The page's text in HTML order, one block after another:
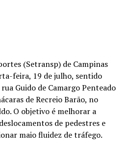
(Setransp) de Campinas
feira, 19 de julho, sentido
Guido de Camargo Penteado
de Recreio Barão, no
O objetivo é melhorar a
de pedestres e
maio fluidez de tráfego.